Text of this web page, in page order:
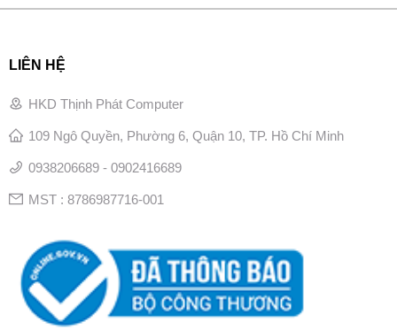
LIÊN HỆ
HKD Thịnh Phát Computer
109 Ngô Quyền, Phường 6, Quận 10, TP. Hồ Chí Minh
0938206689 - 0902416689
MST : 8786987716-001